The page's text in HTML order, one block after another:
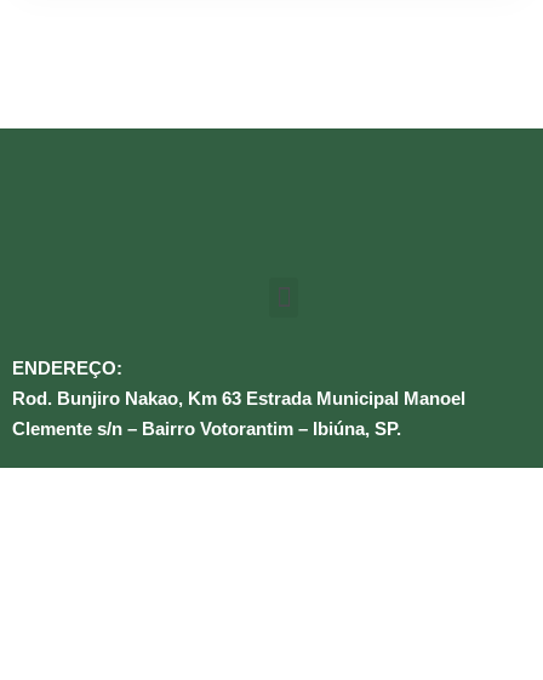
ENDEREÇO:
Rod. Bunjiro Nakao, Km 63 Estrada Municipal Manoel
Clemente s/n – Bairro Votorantim – Ibiúna, SP.